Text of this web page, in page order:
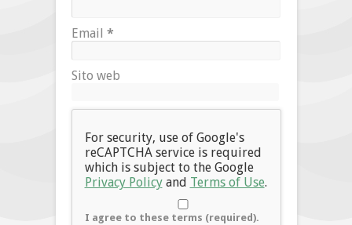
Email *
Sito web
For security, use of Google's
reCAPTCHA service is required
which is subject to the Google
Privacy Policyand Terms of Use.
I agree to these terms (required).